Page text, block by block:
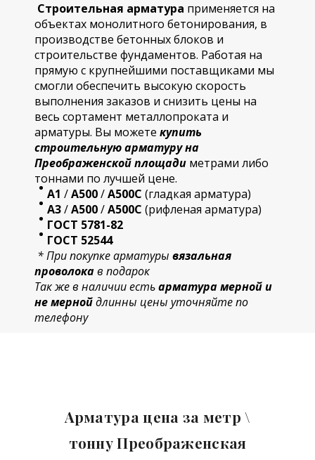
Строительная арматура применяется на
объектах монолитного бетонирования, в
производстве бетонных блоков и
строительстве фундаментов. Работая на
прямую с крупнейшими поставщиками мы
смогли обеспечить высокую скорость
выполнения заказов и снизить цены на
весь сортамент металлопроката и
арматуры. Вы можете купить
строительнуюарматуру на
Преображенской площади метрами либо
тоннами по лучшей цене.
А1 /А500/А500С (гладкая арматура)
А3/А500/А500С (рифленая арматура)
ГОСТ 5781-82
ГОСТ 52544
* При покупке арматуры вязальная
проволокав подарок
Так же в наличии естьарматура мерной и
не мернойдлинны цены уточняйте по
телефону
Арматура цена за метр \
тонну Преображенская